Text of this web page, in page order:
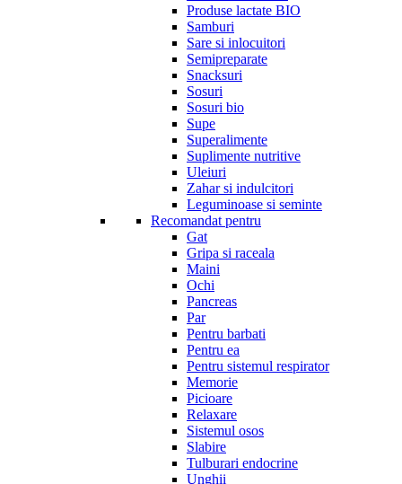
Produse lactate BIO
Samburi
Sare si inlocuitori
Semipreparate
Snacksuri
Sosuri
Sosuri bio
Supe
Superalimente
Suplimente nutritive
Uleiuri
Zahar si indulcitori
Leguminoase si seminte
Recomandat pentru
Gat
Gripa si raceala
Maini
Ochi
Pancreas
Par
Pentru barbati
Pentru ea
Pentru sistemul respirator
Memorie
Picioare
Relaxare
Sistemul osos
Slabire
Tulburari endocrine
Unghii